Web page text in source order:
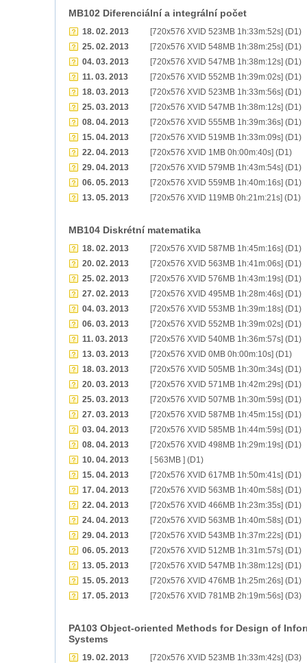
MB102 Diferenciální a integrální počet
18. 02. 2013
[720x576 XVID 523MB 1h:33m:52s] (D1)
25. 02. 2013
[720x576 XVID 548MB 1h:38m:25s] (D1)
04. 03. 2013
[720x576 XVID 547MB 1h:38m:12s] (D1)
11. 03. 2013
[720x576 XVID 552MB 1h:39m:02s] (D1)
18. 03. 2013
[720x576 XVID 523MB 1h:33m:56s] (D1)
25. 03. 2013
[720x576 XVID 547MB 1h:38m:12s] (D1)
08. 04. 2013
[720x576 XVID 555MB 1h:39m:36s] (D1)
15. 04. 2013
[720x576 XVID 519MB 1h:33m:09s] (D1)
22. 04. 2013
[720x576 XVID 1MB 0h:00m:40s] (D1)
29. 04. 2013
[720x576 XVID 579MB 1h:43m:54s] (D1)
06. 05. 2013
[720x576 XVID 559MB 1h:40m:16s] (D1)
13. 05. 2013
[720x576 XVID 119MB 0h:21m:21s] (D1)
MB104 Diskrétní matematika
18. 02. 2013
[720x576 XVID 587MB 1h:45m:16s] (D1)
20. 02. 2013
[720x576 XVID 563MB 1h:41m:06s] (D1)
25. 02. 2013
[720x576 XVID 576MB 1h:43m:19s] (D1)
27. 02. 2013
[720x576 XVID 495MB 1h:28m:46s] (D1)
04. 03. 2013
[720x576 XVID 553MB 1h:39m:18s] (D1)
06. 03. 2013
[720x576 XVID 552MB 1h:39m:02s] (D1)
11. 03. 2013
[720x576 XVID 540MB 1h:36m:57s] (D1)
13. 03. 2013
[720x576 XVID 0MB 0h:00m:10s] (D1)
18. 03. 2013
[720x576 XVID 505MB 1h:30m:34s] (D1)
20. 03. 2013
[720x576 XVID 571MB 1h:42m:29s] (D1)
25. 03. 2013
[720x576 XVID 507MB 1h:30m:59s] (D1)
27. 03. 2013
[720x576 XVID 587MB 1h:45m:15s] (D1)
03. 04. 2013
[720x576 XVID 585MB 1h:44m:59s] (D1)
08. 04. 2013
[720x576 XVID 498MB 1h:29m:19s] (D1)
10. 04. 2013
[ 563MB ] (D1)
15. 04. 2013
[720x576 XVID 617MB 1h:50m:41s] (D1)
17. 04. 2013
[720x576 XVID 563MB 1h:40m:58s] (D1)
22. 04. 2013
[720x576 XVID 466MB 1h:23m:35s] (D1)
24. 04. 2013
[720x576 XVID 563MB 1h:40m:58s] (D1)
29. 04. 2013
[720x576 XVID 543MB 1h:37m:22s] (D1)
06. 05. 2013
[720x576 XVID 512MB 1h:31m:57s] (D1)
13. 05. 2013
[720x576 XVID 547MB 1h:38m:12s] (D1)
15. 05. 2013
[720x576 XVID 476MB 1h:25m:26s] (D1)
17. 05. 2013
[720x576 XVID 781MB 2h:19m:56s] (D3)
PA103 Object-oriented Methods for Design of
Systems
19. 02. 2013
[720x576 XVID 523MB 1h:33m:42s] (D3)